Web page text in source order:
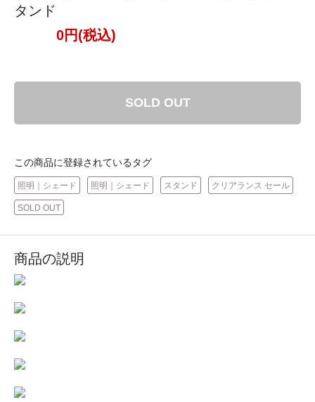
タンド
0円(税込)
SOLD OUT
この商品に登録されているタグ
照明｜シェード 照明｜シェード スタンド クリアランス セール
SOLD OUT
商品の説明